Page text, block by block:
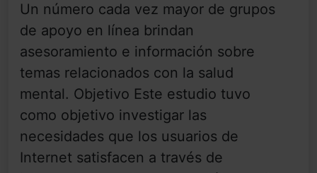
Un número cada vez mayor de grupos
de apoyo en línea brindan
asesoramiento e información sobre
temas relacionados con la salud
mental. Objetivo Este estudio tuvo
como objetivo investigar las
necesidades que los usuarios de
Internet satisfacen a través de